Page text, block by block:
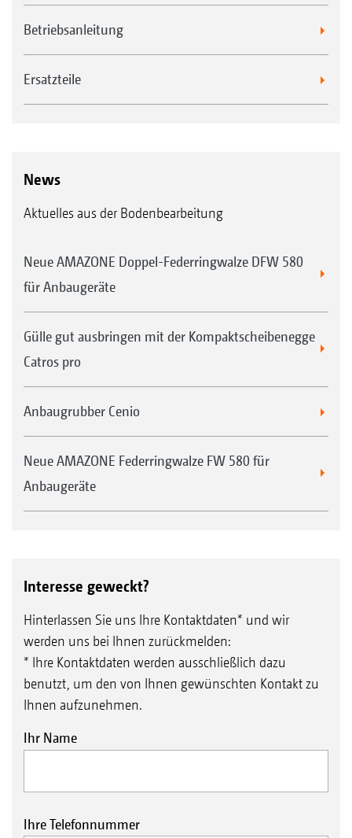
Betriebsanleitung
Ersatzteile
News
Aktuelles aus der Bodenbearbeitung
Neue AMAZONE Doppel-Federringwalze DFW 580
für Anbaugeräte
Gülle gut ausbringen mit der Kompaktscheibenegge
Catros pro
Anbaugrubber Cenio
Neue AMAZONE Federringwalze FW 580 für
Anbaugeräte
Interesse geweckt?
Hinterlassen Sie uns Ihre Kontaktdaten* und wir
werden uns bei Ihnen zurückmelden:
* Ihre Kontaktdaten werden ausschließlich dazu
benutzt, um den von Ihnen gewünschten Kontakt zu
Ihnen aufzunehmen.
Ihr Name
Ihre Telefonnummer